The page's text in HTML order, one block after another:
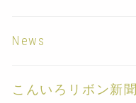
News
こんいろリボン新聞